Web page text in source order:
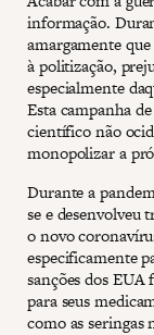
informação.
amargamente
à politização,
especialmente
Esta campanha
científico não
monopolizar a
Durante a
se e desenvolveu
o novo
especificamente
sanções dos EUA
para seus
como as seringas